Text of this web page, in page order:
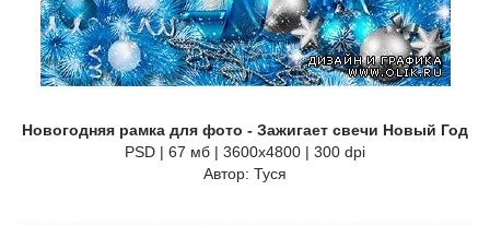
Новогодняя рамка для фото - Зажигает свечи Новый Год
PSD | 67 мб | 3600х4800 | 300 dpi
Автор: Туся